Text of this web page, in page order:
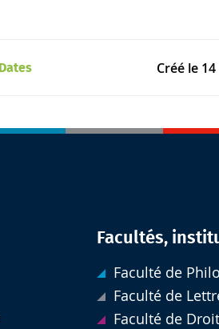
Dates Créé le
Facultés,
Faculté de
Faculté de
Faculté de